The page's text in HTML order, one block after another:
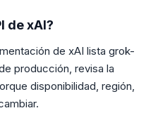
de xAI?
de xAI lista grok-
producción, revisa la
disponibilidad, región,